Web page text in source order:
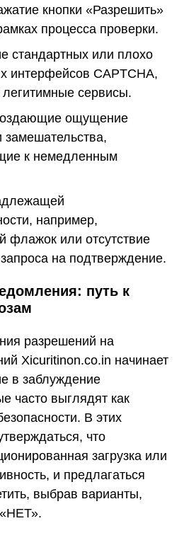
кнопки «Разрешить»
процесса проверки.
стандартных или плохо
интерфейсов CAPTCHA,
сервисы.
ощущение
замешательства,
к немедленным
например,
флажок или отсутствие
на подтверждение.
путь к
разрешений на
Xicuritinon.co.in начинает
в заблуждение
часто выглядят как
В этих
что
загрузка или
и предлагаться
выбрав варианты,